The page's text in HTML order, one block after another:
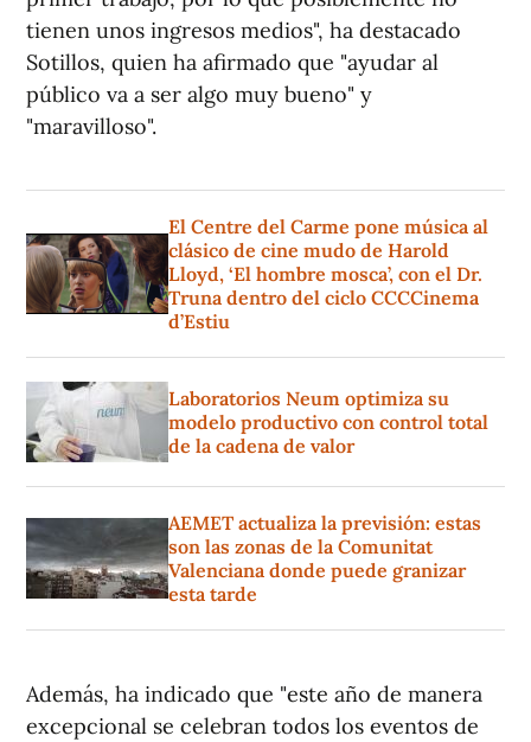
tienen unos ingresos medios", ha destacado
Sotillos, quien ha afirmado que "ayudar al
público va a ser algo muy bueno" y
"maravilloso".
El Centre del Carme pone música al
clásico de cine mudo de Harold
Lloyd, ‘El hombre mosca’, con el Dr.
Truna dentro del ciclo CCCCinema
d’Estiu
Laboratorios Neum optimiza su
modelo productivo con control total
de la cadena de valor
AEMET actualiza la previsión: estas
son las zonas de la Comunitat
Valenciana donde puede granizar
esta tarde
Además, ha indicado que "este año de manera
excepcional se celebran todos los eventos de